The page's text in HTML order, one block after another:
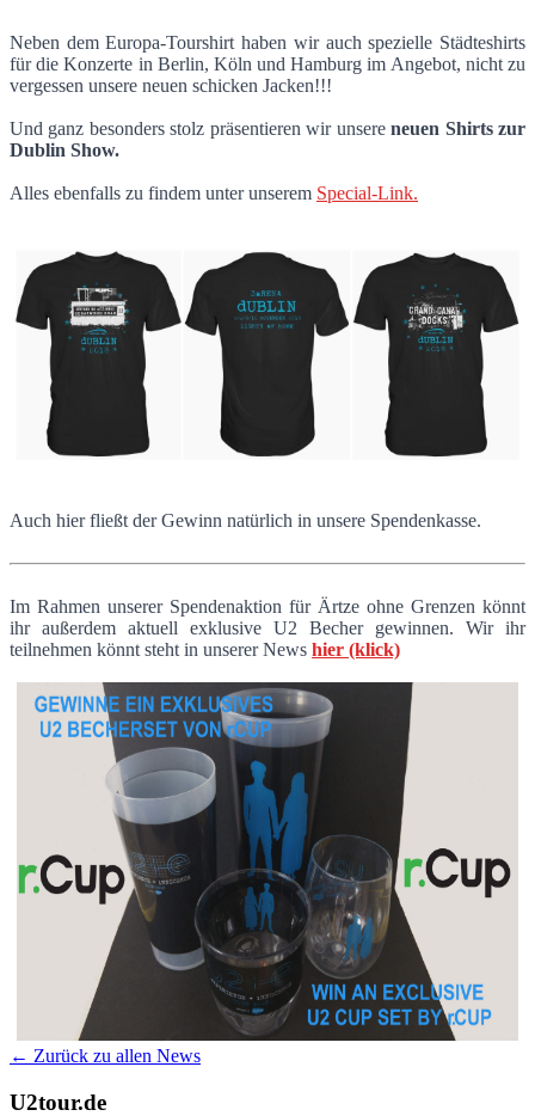
Neben dem Europa-Tourshirt haben wir auch spezielle Städteshirts
für die Konzerte in Berlin, Köln und Hamburg im Angebot, nicht zu
vergessen unsere neuen schicken Jacken!!!
Und ganz besonders stolz präsentieren wir unsereneuen Shirts zur
Dublin Show.
Alles ebenfalls zu findem unter unserem Special-Link.
Auch hier fließt der Gewinn natürlich in unsere Spendenkasse.
Im Rahmen unserer Spendenaktion für Ärtze ohne Grenzen könnt
ihr außerdem aktuell exklusive U2 Becher gewinnen. Wir ihr
teilnehmen könnt steht in unserer News hier (klick)
← Zurück zu allen News
U2tour.de